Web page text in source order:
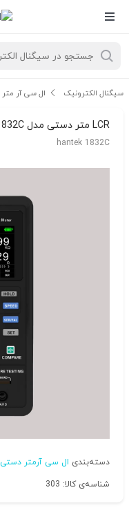
سیگنال الکترونیک ال سی آر متر
LCR متر دستی مدل LCR Hantek1832C
hantek 1832C
دسته‌بندی ال سی آرمتر دستی
شناسه‌ی کالا: 303